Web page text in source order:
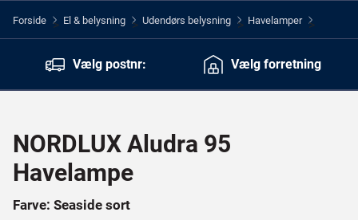
Forside > El & belysning > Udendørs belysning > Havelamper >
Vælg postnr: Vælg forretning
NORDLUX Aludra 95
Havelampe
Farve: Seaside sort